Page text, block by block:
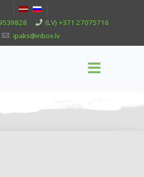
(LV) +371 27075716
ipaks@inbox.lv